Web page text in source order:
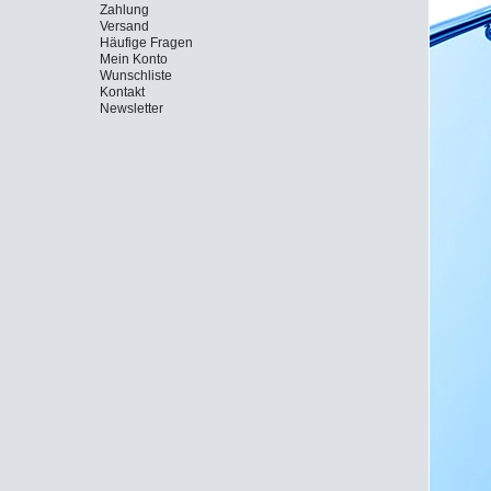
Zahlung
Versand
Häufige Fragen
Mein Konto
Wunschliste
Kontakt
Newsletter